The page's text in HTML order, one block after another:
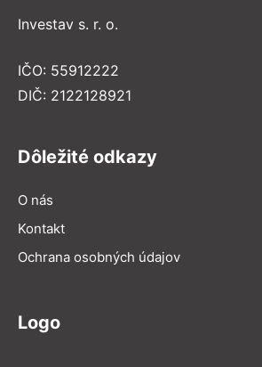
Investav s. r. o.
IČO: 55912222
DIČ: 2122128921
Dôležité odkazy
O nás
Kontakt
Ochrana osobných údajov
Logo